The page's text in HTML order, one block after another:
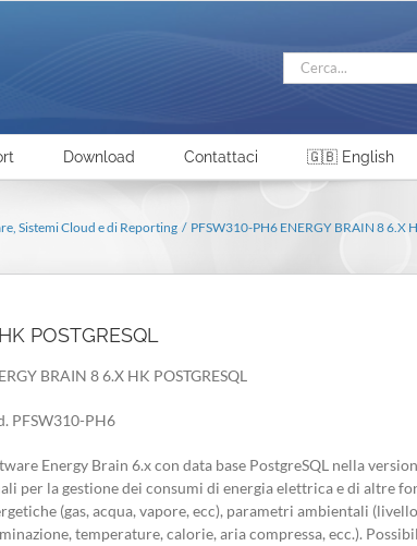
Cerca
per:
Download Contattaci 🇬🇧 English
Sistemi Cloud e di Reporting PFSW310-PH6 ENERGY BRAIN 8 6.X
POSTGRESQL
BRAIN 8 6.X HK POSTGRESQL
PFSW310-PH6
Energy Brain 6.x con data base PostgreSQL nella
per la gestione dei consumi di energia elettrica e di altre
(gas, acqua, vapore, ecc), parametri ambientali (livello
temperature, calorie, aria compressa, ecc.).